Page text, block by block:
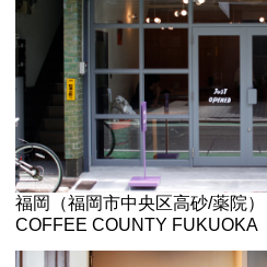
福岡（福岡市中央区高砂/薬院）
COFFEE COUNTY FUKUOKA